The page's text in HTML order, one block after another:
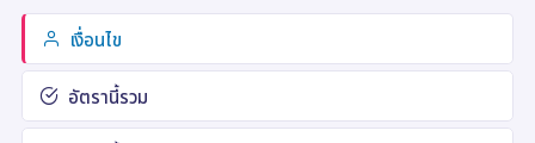
เงื่อนไข
อัตรานี้รวม